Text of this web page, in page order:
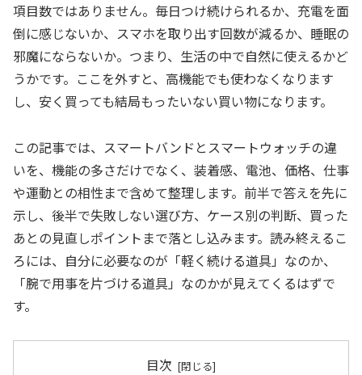
項目数ではありません。毎日つけ続けられるか、充電を面
倒に感じないか、スマホを取り出す回数が減るか、睡眠の
邪魔にならないか。つまり、生活の中で自然に使えるかど
うかです。ここを外すと、高機能でも使わなくなります
し、安く買っても結局もったいない買い物になります。
この記事では、スマートバンドとスマートウォッチの違
いを、機能の多さだけでなく、装着感、電池、価格、仕事
や運動との相性まで含めて整理します。前半で答えを先に
示し、後半で失敗しない選び方、ケース別の判断、買った
あとの見直しポイントまで落とし込みます。読み終えるこ
ろには、自分に必要なのが「軽く続ける道具」なのか、
「腕で用事を片づける道具」なのかが見えてくるはずで
す。
目次